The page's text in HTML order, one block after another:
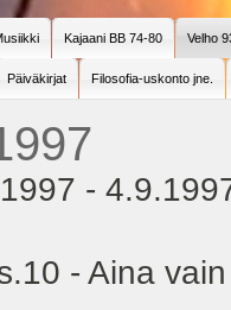
Kajaani BB 74-80 Velho
Päiväkirjat Filosofia-uskonto jne.
-
- Aina